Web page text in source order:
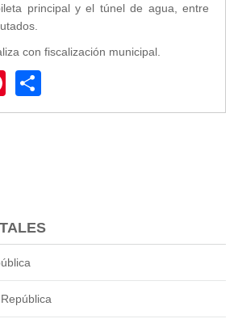
principal y el túnel de agua, entre
con fiscalización municipal.
Pinterest